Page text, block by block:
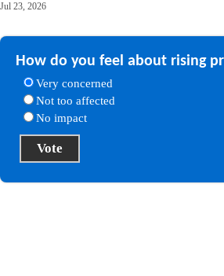
Jul 23, 2026
How do you feel about rising
Very concerned
Not too affected
No impact